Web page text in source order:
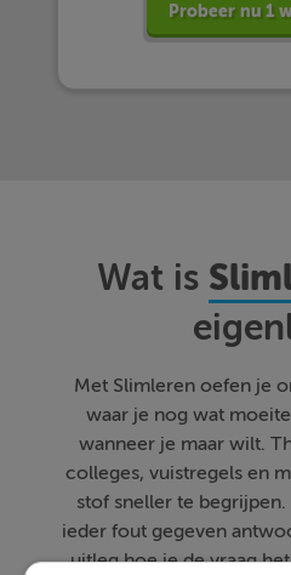
Probeer nu 1
Wat is
Met Slimleren oefen je
waar je nog wat
wanneer je maar wilt.
colleges, vuistregels en
stof sneller te
ieder fout gegeven
uitleg hoe je de vraag